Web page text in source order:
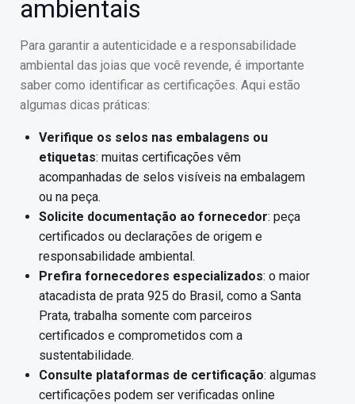
ambientais
Para garantir a autenticidade e a responsabilidade
ambiental das joias que você revende, é importante
saber como identificar as certificações. Aqui estão
algumas dicas práticas:
Verifique os selos nas embalagens ou
etiquetas: muitas certificações vêm
acompanhadas de selos visíveis na embalagem
ou na peça.
Solicite documentação ao fornecedor: peça
certificados ou declarações de origem e
responsabilidade ambiental.
Prefira fornecedores especializados: o maior
atacadista de prata 925 do Brasil, como a Santa
Prata, trabalha somente com parceiros
certificados e comprometidos com a
sustentabilidade.
Consulte plataformas de certificação: algumas
certificações podem ser verificadas online